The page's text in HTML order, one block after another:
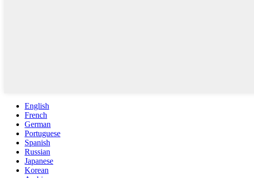
English
French
German
Portuguese
Spanish
Russian
Japanese
Korean